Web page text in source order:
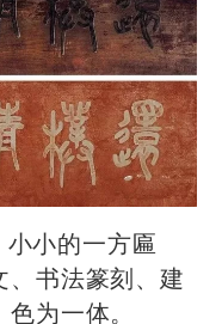
小的一方匾
书法篆刻、建
为一体。